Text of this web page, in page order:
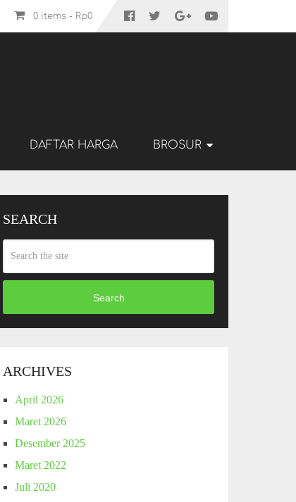
0 items - Rp0
DAFTAR HARGA BROSUR
SEARCH
Search
ARCHIVES
April 2026
Maret 2026
Desember 2025
Maret 2022
Juli 2020